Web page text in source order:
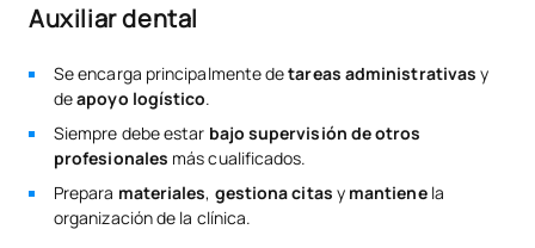
Auxiliar dental
Se encarga principalmente detareas administrativas y
deapoyo logístico.
Siempre debe estar bajo supervisión de otros
profesionales más cualificados.
Prepara materiales, gestiona citas y mantienela
organización de la clínica.